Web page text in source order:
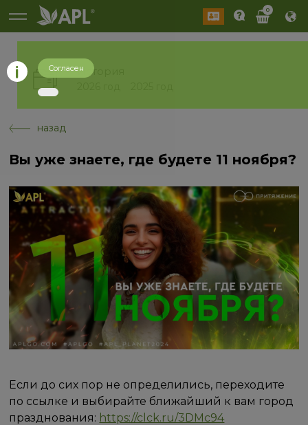
0
История
назад
Вы уже знаете, где будете 11 ноября?
Если до сих пор не определились, переходите
по ссылке и выбирайте ближайший к вам город
празднования: https://clck.ru/3DMc94
Согласен